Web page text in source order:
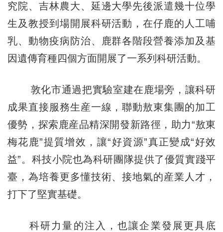
究院、吉林農大、延邊大學先後派遣幾十位學
生及教授到場開展科研活動，在仔鹿的人工哺
乳、動物疫病防治、鹿群各階段營養添加及基
因遺傳育種四個方面開展了一系列科研活動。
敦化市通過把實驗室建在鹿場旁，讓科研
成果直接服務生産一線，聯動敖東集團的加工
優勢，探索鹿産品精深開發新路徑，助力“敖東
梅花鹿”提質增效，讓“好資源”真正變成“好效
益”。科技小院也為科研團隊提供了優質實踐平
臺，為培養更多懂技術、接地氣的産業人才，
打下了堅實基礎。
科研力量的注入，也讓企業發展更具底